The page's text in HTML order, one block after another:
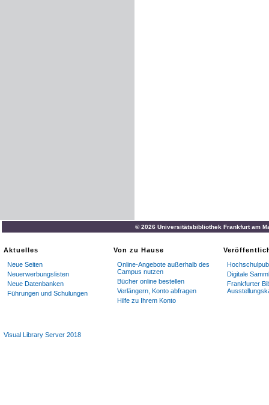
© 2026 Universitätsbibliothek Frankfurt am
Aktuelles
Neue Seiten
Neuerwerbungslisten
Neue Datenbanken
Führungen und Schulungen
Von zu Hause
Online-Angebote außerhalb des
Campus nutzen
Bücher online bestellen
Verlängern, Konto abfragen
Hilfe zu Ihrem Konto
Digitale
Frankfurter
Visual Library Server 2018